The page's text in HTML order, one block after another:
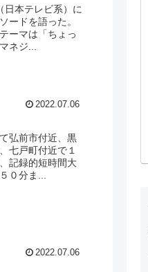
日本テレビ系）に
ードを語った。
ーマは「ちょっ
ネジ...
2022.07.06
弘前市付近、黒
七戸町付近で１
記録的短時間大
０分ま...
2022.07.06